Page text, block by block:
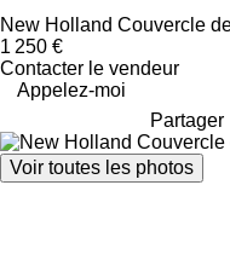
New Holland Couvercle
1 250 €
Contacter le vendeur
Appelez-moi
Partager
Voir toutes les photos